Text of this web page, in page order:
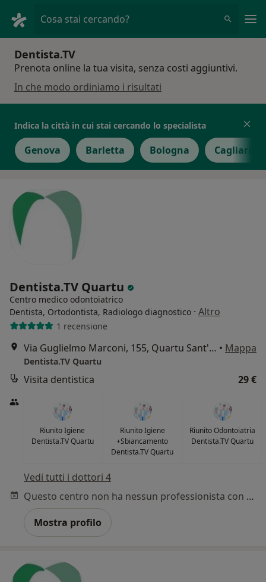
Cosa stai cercando?
Dentista.TV
Prenota online la tua visita, senza costi aggiuntivi.
In che modo ordiniamo i risultati
Indica la città in cui stai cercando lo specialista
Genova Barletta Bologna Cagliari
Dentista.TV Quartu
Centro medico odontoiatrico
Dentista, Ortodontista, Radiologo diagnostico · Altro
1 recensione
Via Guglielmo Marconi, 155, Quartu Sant'Elena • Mappa
Dentista.TV Quartu
Visita dentistica 29 €
Riunito Igiene
Dentista.TV Quartu
Riunito Igiene
+Sbiancamento
Dentista.TV Quartu
Riunito Odontoiatria
Dentista.TV Quartu
Vedi tutti i dottori 4
Questo centro non ha nessun professionista con date disponibili
Mostra profilo